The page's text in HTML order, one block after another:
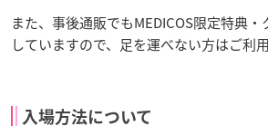
また、事後通販でもMEDICOS限定特典
していますので、足を運べない方はご利
入場方法について